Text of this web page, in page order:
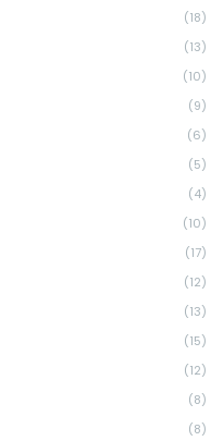
(18)
(13)
(10)
(9)
(6)
(5)
(4)
(10)
(17)
(12)
(13)
(15)
(12)
(8)
(8)